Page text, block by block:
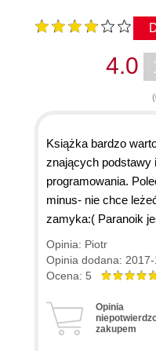
4.0
Książka bardzo
znających podstawy
programowania.
minus- nie chce
zamyka:( Paranoik
Opinia: Piotr
Opinia dodana:
Ocena: 5
Opinia
zakupem